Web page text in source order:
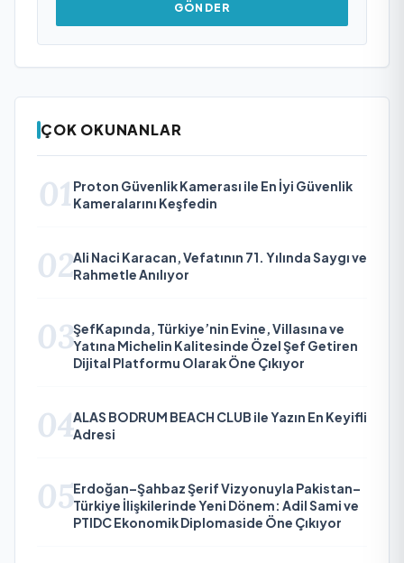
GÖNDER
ÇOK OKUNANLAR
01 Proton Güvenlik Kamerası ile En İyi Güvenlik
Kameralarını Keşfedin
02Ali Naci Karacan, Vefatının 71. Yılında Saygı ve
Rahmetle Anılıyor
03ŞefKapında, Türkiye’nin Evine, Villasına ve
Yatına Michelin Kalitesinde Özel Şef Getiren
Dijital Platformu Olarak Öne Çıkıyor
04ALAS BODRUM BEACH CLUB ile Yazın En Keyifli
Adresi
05Erdoğan–Şahbaz Şerif Vizyonuyla Pakistan–
Türkiye İlişkilerinde Yeni Dönem: Adil Sami ve
PTIDC Ekonomik Diplomaside Öne Çıkıyor